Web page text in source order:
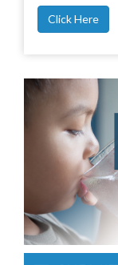
Click Here